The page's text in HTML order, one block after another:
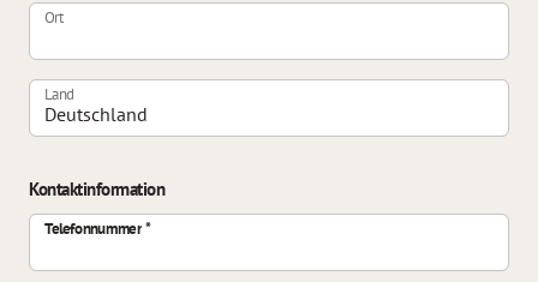
Ort
Land
Kontaktinformation
Telefonnummer